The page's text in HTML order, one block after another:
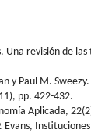
Una revisión de las
y Paul M.
pp. 422-432.
Aplicada,
Evans,